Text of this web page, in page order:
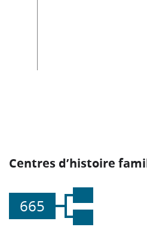
Centres d’histoire
665